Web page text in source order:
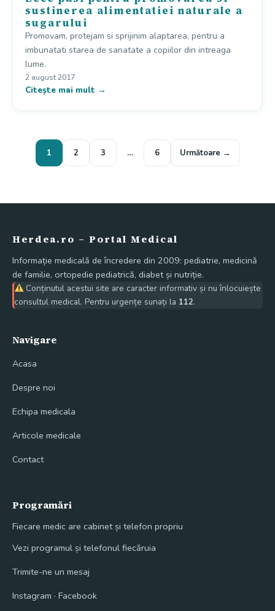
sustinerea alimentatiei naturale a
sugarului
Promovam, protejam si sprijinim alaptarea, pentru a
imbunatati starea de sanatate a copiilor din intreaga
lume.
2 august 2017
Citește mai mult →
Paginație
1 2 3 … 6 Următoare →
Herdea.ro – Portal Medical
Informație medicală de încredere din 2009: pediatrie, medicină
de familie, ortopedie pediatrică, diabet și nutriție.
Conținutul acestui site are caracter informativ și nu înlocuiește
consultul medical. Pentru urgențe sunați la 112.
Navigare
Acasa
Despre noi
Echipa medicala
Articole medicale
Contact
Programări
Fiecare medic are cabinet și telefon propriu
Vezi programul și telefonul fiecăruia
Trimite-ne un mesaj
Instagram · Facebook